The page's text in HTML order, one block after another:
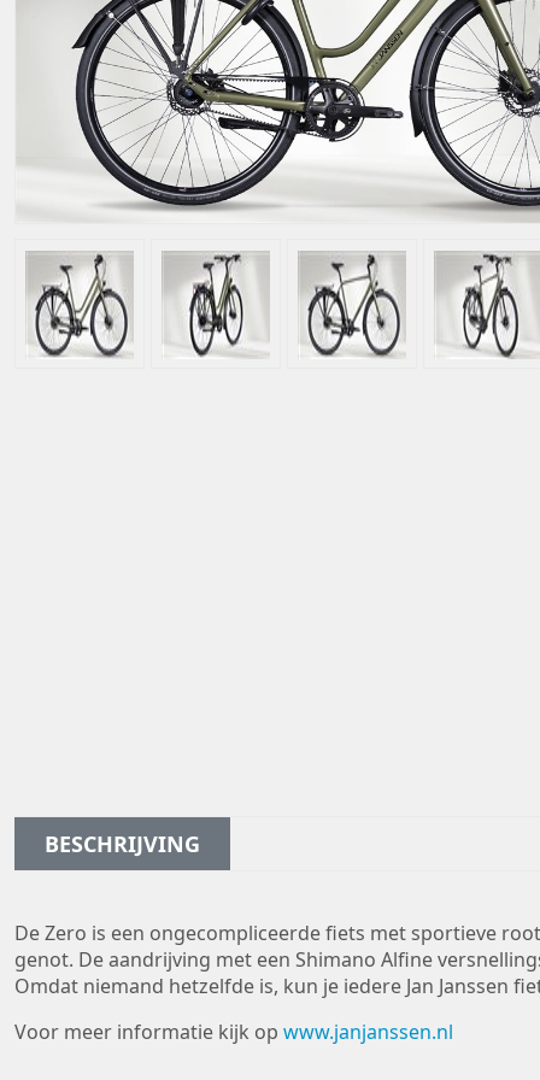
BESCHRIJVING
De Zero is een ongecompliceerde fiets met sportieve
genot. De aandrijving met een Shimano Alfine
Omdat niemand hetzelfde is, kun je iedere Jan Janssen
Voor meer informatie kijk op www.janjanssen.nl